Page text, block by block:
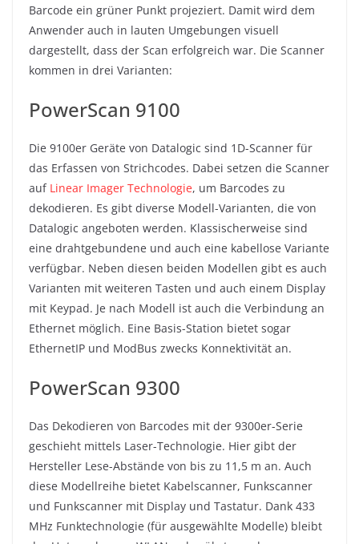
Barcode ein grüner Punkt projeziert. Damit wird dem
Anwender auch in lauten Umgebungen visuell
dargestellt, dass der Scan erfolgreich war. Die Scanner
kommen in drei Varianten:
PowerScan 9100
Die 9100er Geräte von Datalogic sind 1D-Scanner für
das Erfassen von Strichcodes. Dabei setzen die Scanner
auf Linear Imager Technologie, um Barcodes zu
dekodieren. Es gibt diverse Modell-Varianten, die von
Datalogic angeboten werden. Klassischerweise sind
eine drahtgebundene und auch eine kabellose Variante
verfügbar. Neben diesen beiden Modellen gibt es auch
Varianten mit weiteren Tasten und auch einem Display
mit Keypad. Je nach Modell ist auch die Verbindung an
Ethernet möglich. Eine Basis-Station bietet sogar
EthernetIP und ModBus zwecks Konnektivität an.
PowerScan 9300
Das Dekodieren von Barcodes mit der 9300er-Serie
geschieht mittels Laser-Technologie. Hier gibt der
Hersteller Lese-Abstände von bis zu 11,5 m an. Auch
diese Modellreihe bietet Kabelscanner, Funkscanner
und Funkscanner mit Display und Tastatur. Dank 433
MHz Funktechnologie (für ausgewählte Modelle) bleibt